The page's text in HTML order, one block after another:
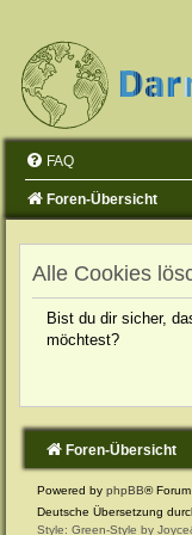
FAQ
Foren-Übersicht
Alle Cookies
Bist du dir sicher,
möchtest?
Foren-Übersicht
Powered by phpBB®
Deutsche Übersetzung
Style: Green-Style by